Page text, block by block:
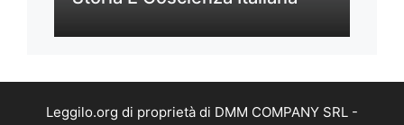
Leggilo.org di proprietà di DMM COMPANY SRL -